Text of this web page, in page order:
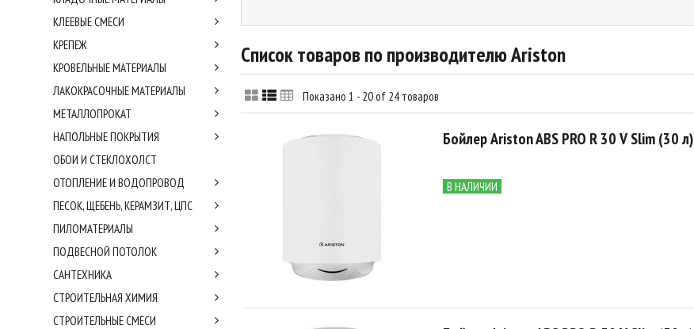
Список товаров по производителю Ariston
Показано 1 - 20 of 24 товаров
Бойлер Ariston ABS PRO R 30 V Slim (30 л)
В НАЛИЧИИ
КЛЕЕВЫЕ СМЕСИ
КРЕПЕЖ
КРОВЕЛЬНЫЕ МАТЕРИАЛЫ
ЛАКОКРАСОЧНЫЕ МАТЕРИАЛЫ
МЕТАЛЛОПРОКАТ
НАПОЛЬНЫЕ ПОКРЫТИЯ
ОБОИ И СТЕКЛОХОЛСТ
ОТОПЛЕНИЕ И ВОДОПРОВОД
ПЕСОК, ЩЕБЕНЬ, КЕРАМЗИТ, ЦПС
ПИЛОМАТЕРИАЛЫ
ПОДВЕСНОЙ ПОТОЛОК
САНТЕХНИКА
СТРОИТЕЛЬНАЯ ХИМИЯ
СТРОИТЕЛЬНЫЕ СМЕСИ